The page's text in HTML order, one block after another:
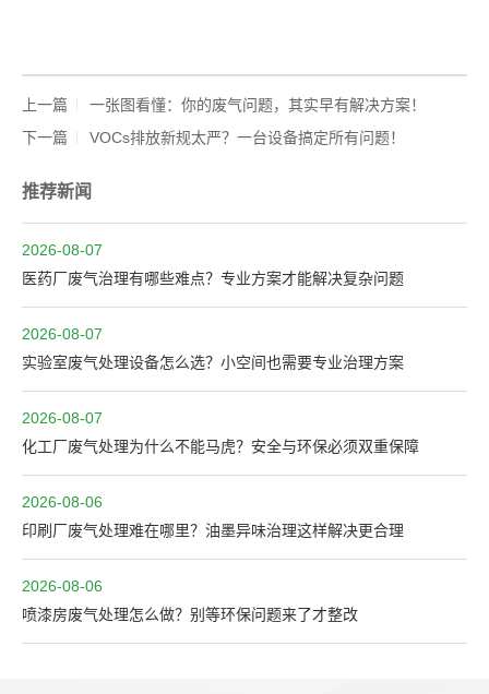
上一篇
一张图看懂：你的废气问题，其实早有解决方案！
下一篇
VOCs排放新规太严？一台设备搞定所有问题！
推荐新闻
2026-08-07
医药厂废气治理有哪些难点？专业方案才能解决复杂问题
2026-08-07
实验室废气处理设备怎么选？小空间也需要专业治理方案
2026-08-07
化工厂废气处理为什么不能马虎？安全与环保必须双重保障
2026-08-06
印刷厂废气处理难在哪里？油墨异味治理这样解决更合理
2026-08-06
喷漆房废气处理怎么做？别等环保问题来了才整改